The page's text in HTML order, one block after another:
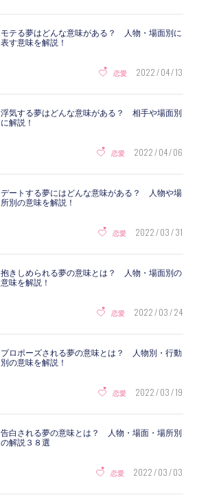
モテる夢はどんな意味がある？ 人物・場面別に
表す意味を解説！
恋愛 2022 / 04 / 13
浮気する夢はどんな意味がある？ 相手や場面別
に解説！
恋愛 2022 / 04 / 06
デートする夢にはどんな意味がある？ 人物や場
所別の意味を解説！
恋愛 2022 / 03 / 31
抱きしめられる夢の意味とは？ 人物・場面別の
意味を解説！
恋愛 2022 / 03 / 24
プロポーズされる夢の意味とは？ 人物別・行動
別の意味を解説！
恋愛 2022 / 03 / 19
告白される夢の意味とは？ 人物・場面・場所別
の解説３８選
恋愛 2022 / 03 / 03